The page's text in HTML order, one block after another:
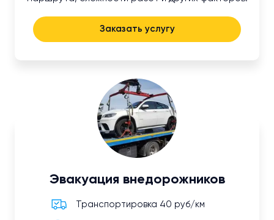
Заказать услугу
Эвакуация внедорожников
Транспортировка 40 руб/км